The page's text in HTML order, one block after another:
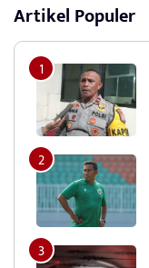
Artikel Populer